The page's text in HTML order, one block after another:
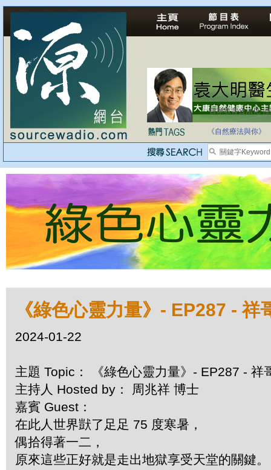
自家教育合法化-
《自然療法與你》
《綠色心靈力量》- EP287 - 祥
2024-01-22
主題 Topic： 《綠色心靈力量》- EP287 - 祥
主持人 Hosted by： 周兆祥 博士
嘉賓 Guest：
在此人世界獃了足足 75 度寒暑，
偶拾得著一二，
原來這些正好就是走出地獄享受天堂的關鍵。